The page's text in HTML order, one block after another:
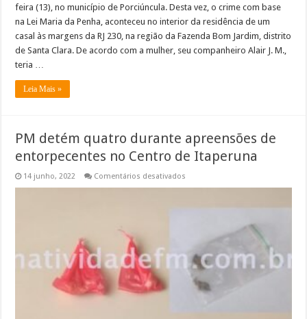
feira (13), no município de Porciúncula. Desta vez, o crime com base
na Lei Maria da Penha, aconteceu no interior da residência de um
casal às margens da RJ 230, na região da Fazenda Bom Jardim, distrito
de Santa Clara. De acordo com a mulher, seu companheiro Alair J. M.,
teria …
Leia Mais »
PM detém quatro durante apreensões de
entorpecentes no Centro de Itaperuna
14 junho, 2022 Comentários desativados
entorpecentes
Centro
de
Itaperuna